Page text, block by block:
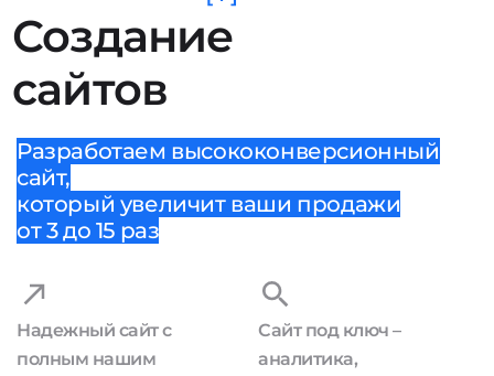
Создание
сайтов
Разработаем высококонверсионный
сайт,
который увеличит ваши продажи
от 3 до 15 раз
Надежный сайт с
полным нашим
Сайт под ключ –
аналитика,